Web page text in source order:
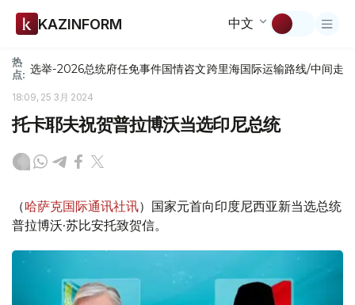
KAZINFORM 中文
热
点: 选举-2026总统府任免事件国情咨文跨里海国际运输路线/中间走廊
18:09, 25 3月 2024
托卡耶夫祝贺普拉博沃当选印尼总统
（哈萨克国际通讯社讯）国家元首向印度尼西亚新当选总统
普拉博沃·苏比安托致贺信。